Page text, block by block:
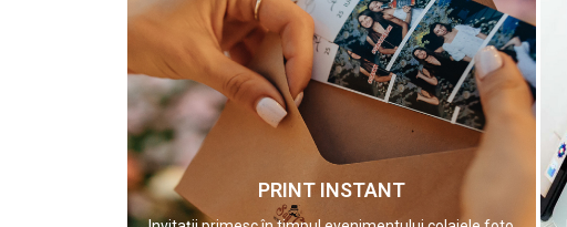
PRINT INSTANT